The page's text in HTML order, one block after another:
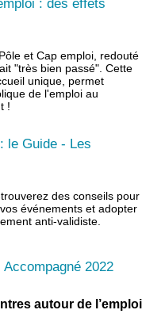
: des effets
et Cap emploi, redouté
"très bien passé". Cette
unique, permet
de l'emploi au
!
le Guide - Les
des conseils pour
événements et adopter
anti-validiste.
2022
autour de l’emploi